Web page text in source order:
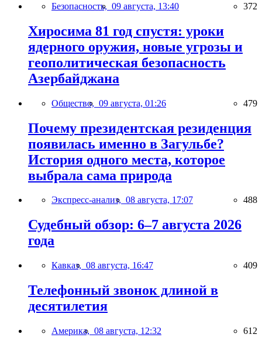
Безопасность, 09 августа, 13:40 372
Хиросима 81 год спустя: уроки
ядерного оружия, новые угрозы и
геополитическая безопасность
Азербайджана
Общество, 09 августа, 01:26 479
Почему президентская резиденция
появилась именно в Загульбе?
История одного места, которое
выбрала сама природа
Экспресс-анализ, 08 августа, 17:07 488
Судебный обзор: 6–7 августа 2026
года
Кавказ, 08 августа, 16:47 409
Телефонный звонок длиной в
десятилетия
Америка, 08 августа, 12:32 612